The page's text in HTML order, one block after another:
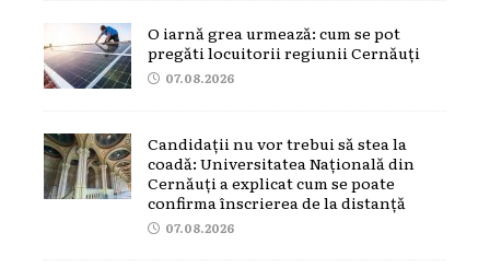
O iarnă grea urmează: cum se pot
pregăti locuitorii regiunii Cernăuți
07.08.2026
Candidații nu vor trebui să stea la
coadă: Universitatea Națională din
Cernăuți a explicat cum se poate
confirma înscrierea de la distanță
07.08.2026